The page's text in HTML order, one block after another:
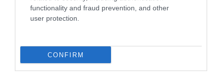
functionality and fraud prevention, and other
user protection.
CONFIRM